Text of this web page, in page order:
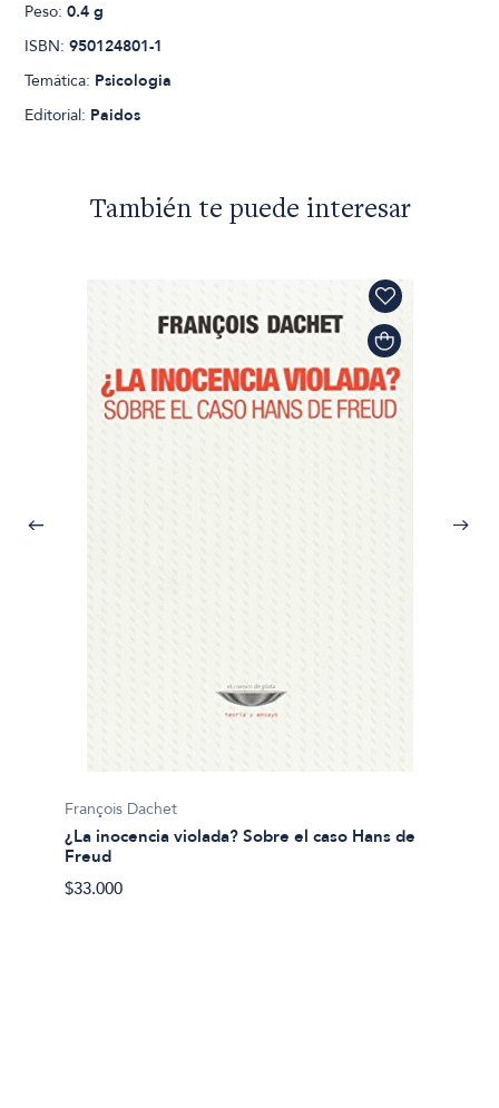
Peso:0.4 g
ISBN:950124801-1
Temática: Psicologia
Editorial: Paidos
También te puede interesar
François Dachet
¿La inocencia violada? Sobre el caso Hans de
Freud
$33.000